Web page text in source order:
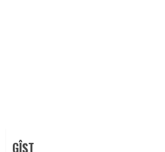
GÎŞT